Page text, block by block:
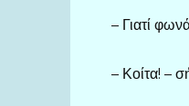
– Γιατί
– Κοίτα! –